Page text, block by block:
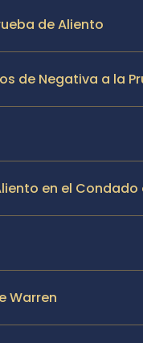
de Aliento
de Negativa a la
en el Condado
Warren